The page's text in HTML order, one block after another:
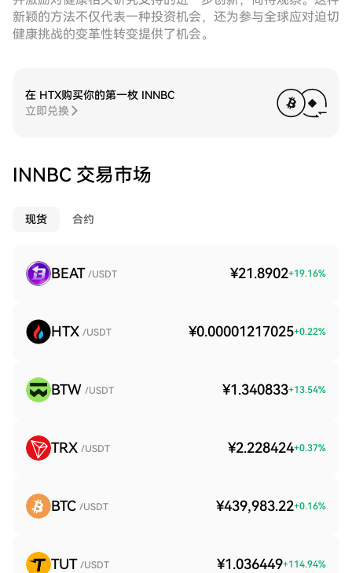
新颖的方法不仅代表一种投资机会，还为参与全球应对迫切
健康挑战的变革性转变提供了机会。
在 HTX购买你的第一枚 INNBC
立即兑换
INNBC 交易市场
现货 合约
BEAT /USDT ¥21.8902+19.16%
HTX /USDT ¥0.00001217025+0.22%
BTW /USDT ¥1.340833+13.54%
TRX /USDT ¥2.228424+0.37%
BTC /USDT ¥439,983.22+0.16%
TUT /USDT ¥1.036449+114.94%